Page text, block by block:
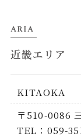
ARIA
近畿エリア
KITAOKA
〒510-0086
TEL：059-